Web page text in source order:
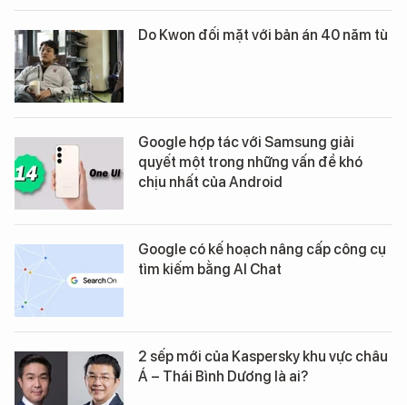
Do Kwon đối mặt với bản án 40 năm tù
Google hợp tác với Samsung giải
quyết một trong những vấn đề khó
chịu nhất của Android
Google có kế hoạch nâng cấp công cụ
tìm kiếm bằng AI Chat
2 sếp mới của Kaspersky khu vực châu
Á – Thái Bình Dương là ai?